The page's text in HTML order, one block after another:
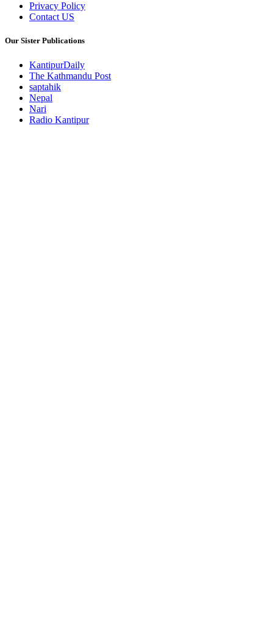
Privacy Policy
Contact US
Our Sister Publications
KantipurDaily
The Kathmandu Post
saptahik
Nepal
Nari
Radio Kantipur